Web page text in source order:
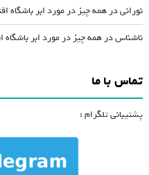
نورانیدرهمه چیز در مورد ابر باشگاه
ناشناسدرهمه چیز در مورد ابر
تماس با ما
پشتیبانی تلگرام :